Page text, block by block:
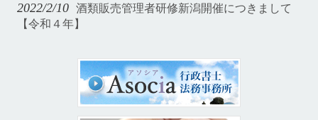
2022/2/10 酒類販売管理者研修新潟開催につきまして
【令和４年】